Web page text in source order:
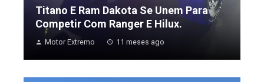
Titano E Ram Dakota Se Unem Para
Competir Com Ranger E Hilux.
Motor Extremo 11 meses ago